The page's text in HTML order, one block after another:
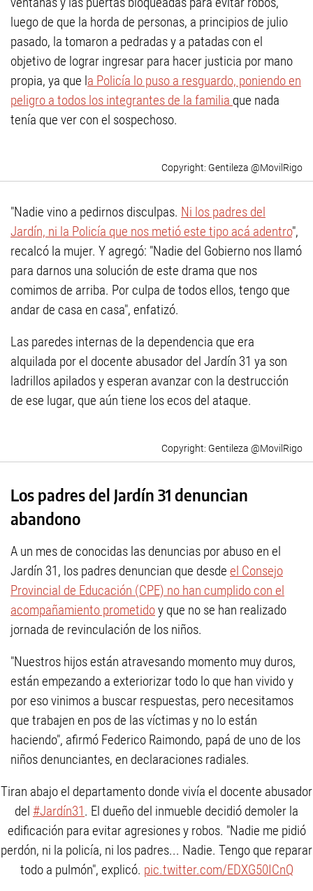
luego de que la horda de personas, a principios de julio
pasado, la tomaron a pedradas y a patadas con el
objetivo de lograr ingresar para hacer justicia por mano
propia, ya que la Policía lo puso a resguardo, poniendo en
peligro a todos los integrantes de la familia que nada
tenía que ver con el sospechoso.
Gentileza @MovilRigo
"Nadie vino a pedirnos disculpas. Ni los padres del
Jardín, ni la Policía que nos metió este tipo acá adentro",
recalcó la mujer. Y agregó: "Nadie del Gobierno nos llamó
para darnos una solución de este drama que nos
comimos de arriba. Por culpa de todos ellos, tengo que
andar de casa en casa", enfatizó.
Las paredes internas de la dependencia que era
alquilada por el docente abusador del Jardín 31 ya son
ladrillos apilados y esperan avanzar con la destrucción
de ese lugar, que aún tiene los ecos del ataque.
Gentileza @MovilRigo
Los padres del Jardín 31 denuncian
abandono
A un mes de conocidas las denuncias por abuso en el
Jardín 31, los padres denuncian que desde el Consejo
Provincial de Educación (CPE) no han cumplido con el
acompañamiento prometidoy que no se han realizado
jornada de revinculación de los niños.
"Nuestros hijos están atravesando momento muy duros,
están empezando a exteriorizar todo lo que han vivido y
por eso vinimos a buscar respuestas, pero necesitamos
que trabajen en pos de las víctimas y no lo están
haciendo", afirmó Federico Raimondo, papá de uno de los
niños denunciantes, en declaraciones radiales.
Tiran abajo el departamento donde vivía el docente abusador
del #Jardín31. El dueño del inmueble decidió demoler la
edificación para evitar agresiones y robos. "Nadie me pidió
perdón, ni la policía, ni los padres... Nadie. Tengo que reparar
todo a pulmón", explicó. pic.twitter.com/EDXG50ICnQ